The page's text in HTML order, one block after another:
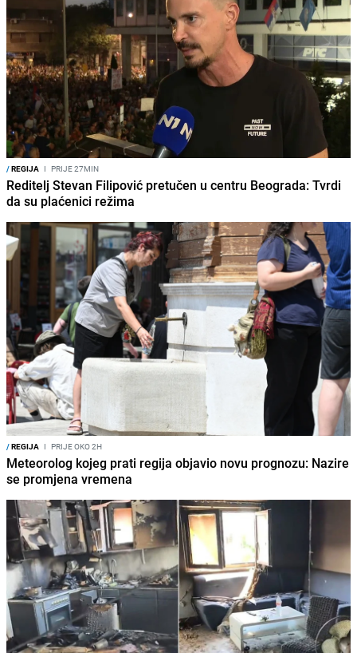
/REGIJA I PRIJE 27MIN
Reditelj Stevan Filipović pretučen u centru Beograda: Tvrdi
da su plaćenici režima
/REGIJA I PRIJE OKO 2H
Meteorolog kojeg prati regija objavio novu prognozu: Nazire
se promjena vremena